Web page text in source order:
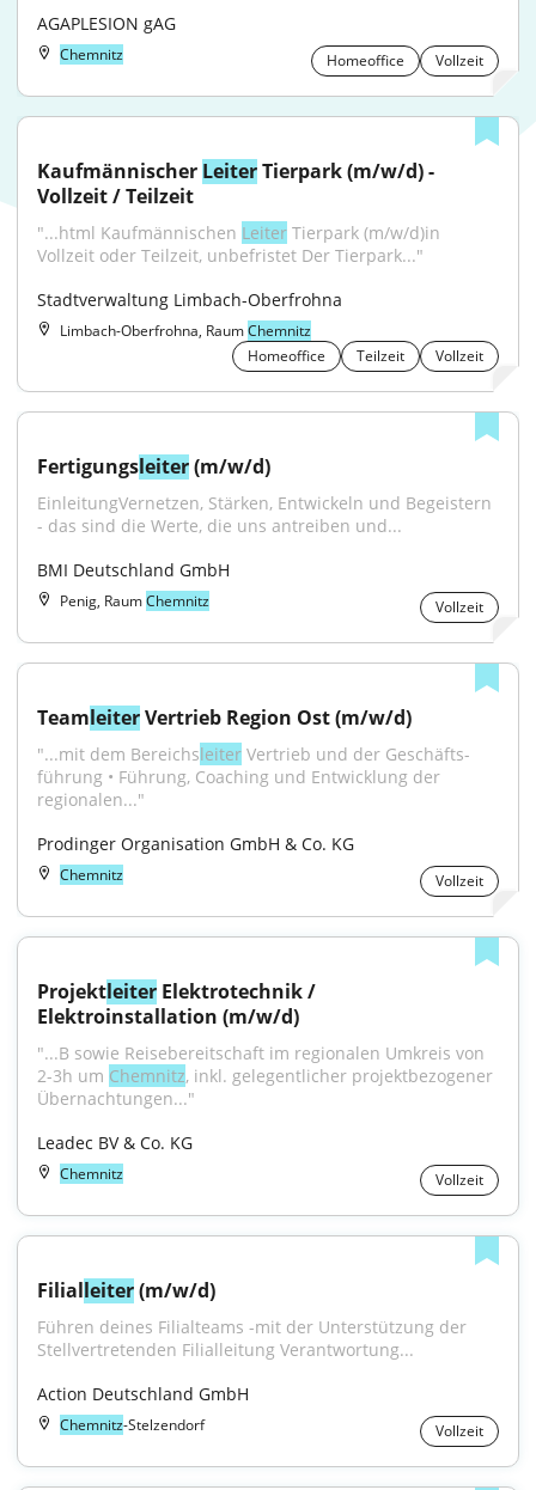
AGAPLESION gAG
Chemnitz Homeoffice Vollzeit
Kaufmännischer Leiter Tierpark (m/w/d) -
Vollzeit / Teilzeit
"...html Kaufmännischen Leiter Tierpark (m/w/d)in
Vollzeit oder Teilzeit, unbefristet Der Tierpark..."
Stadtverwaltung Limbach-Oberfrohna
Limbach-Oberfrohna, RaumChemnitz
Homeoffice
Teilzeit Vollzeit
Fertigungsleiter (m/w/d)
EinleitungVernetzen, Stärken, Entwickeln und Begeistern
- das sind die Werte, die uns antreiben und...
BMI Deutschland GmbH
Penig, RaumChemnitz Vollzeit
Teamleiter Vertrieb Region Ost (m/w/d)
"...mit dem Bereichs­leiter Vertrieb und der Geschäfts­
führung • Führung, Coaching und Ent­wicklung der
regionalen..."
Prodinger Organisation GmbH & Co. KG
Chemnitz Vollzeit
Projektleiter Elektrotechnik /
Elektroinstallation (m/w/d)
"...B sowie Reisebereitschaft im regionalen Umkreis von
2-3h um Chemnitz, inkl. gelegentlicher projektbezogener
Übernachtungen..."
Leadec BV & Co. KG
Chemnitz Vollzeit
Filialleiter (m/w/d)
Führen deines Filialteams -mit der Unterstützung der
Stellvertretenden Filialleitung Verantwortung...
Action Deutschland GmbH
Chemnitz-Stelzendorf Vollzeit